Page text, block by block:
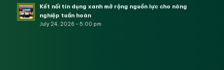
Kết nối tín dụng xanh mở rộng nguồn lực cho nông
nghiệp tuần hoàn
July 24, 2026 - 5:00 pm